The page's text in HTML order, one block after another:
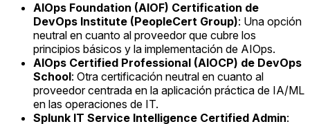
AIOps Foundation (AIOF) Certification de
DevOps Institute (PeopleCert Group): Una opción
neutral en cuanto al proveedor que cubre los
principios básicos y la implementación de AIOps.
AIOps Certified Professional (AIOCP) de DevOps
School: Otra certificación neutral en cuanto al
proveedor centrada en la aplicación práctica de IA/ML
en las operaciones de IT.
Splunk IT Service Intelligence Certified Admin: